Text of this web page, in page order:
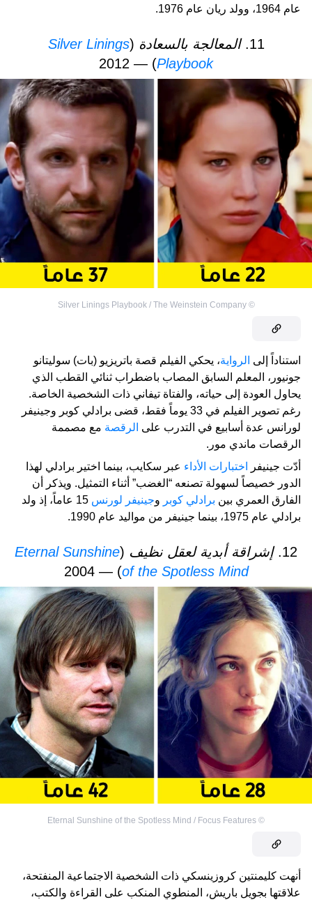
عام 1964، وولد ريان عام 1976.
11. المعالجة بالسعادة (
Silver Linings
Playbook
) — 2012
©
Silver Linings Playbook / The Weinstein Company
استناداً إلى الرواية، يحكي الفيلم قصة باتريزيو (بات) سوليتانو
جونيور، المعلم السابق المصاب باضطراب ثنائي القطب الذي
يحاول العودة إلى حياته، والفتاة تيفاني ذات الشخصية الخاصة.
رغم تصوير الفيلم في 33 يوماً فقط، قضى برادلي كوبر وجينيفر
لورانس عدة أسابيع في التدرب على الرقصة مع مصممة
الرقصات ماندي مور.
أدّت جينيفر
اختبارات الأداء عبر سكايب، بينما اختير برادلي لهذا
الدور خصيصاً لسهولة تصنعه “الغضب” أثناء التمثيل. ويذكر أن
الفارق العمري بين برادلي كوبر وجينيفر لورنس
15 عاماً، إذ ولد
برادلي عام 1975، بينما جينيفر من مواليد عام 1990.
12. إشراقة أبدية لعقل نظيف (
Eternal Sunshine
of the Spotless Mind
) — 2004
©
Eternal Sunshine of the Spotless Mind / Focus Features
أنهت كليمنتين كروزينسكي ذات الشخصية الاجتماعية المنفتحة،
علاقتها بجويل باريش، المنطوي المنكب على القراءة والكتب،